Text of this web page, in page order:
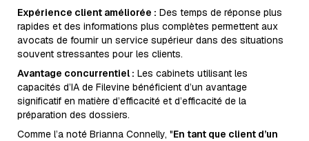
Expérience client améliorée : Des temps de réponse plus
rapides et des informations plus complètes permettent aux
avocats de fournir un service supérieur dans des situations
souvent stressantes pour les clients.
Avantage concurrentiel : Les cabinets utilisant les
capacités d’IA de Filevine bénéficient d’un avantage
significatif en matière d’efficacité et d’efficacité de la
préparation des dossiers.
Comme l’a noté Brianna Connelly, "En tant que client d’un